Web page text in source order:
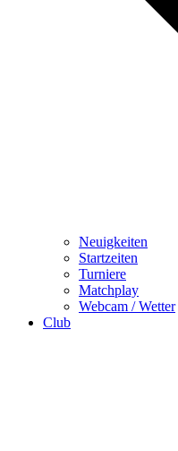
Neuigkeiten
Startzeiten
Turniere
Matchplay
Webcam / Wetter
Club